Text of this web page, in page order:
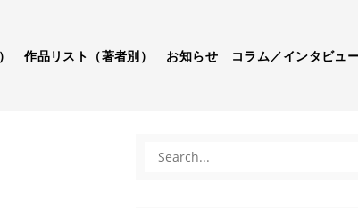
作品リスト（著者別） お知らせ コラム／インタビュ